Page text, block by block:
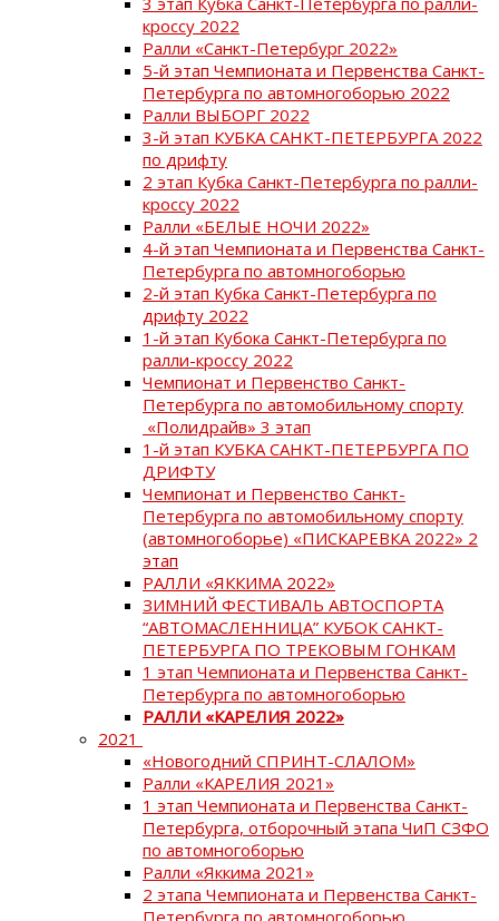
кроссу 2022
Ралли «Санкт-Петербург 2022»
5-й этап Чемпионата и Первенства Санкт-
Петербурга по автомногоборью 2022
Ралли ВЫБОРГ 2022
3-й этап КУБКА САНКТ-ПЕТЕРБУРГА 2022
по дрифту
2 этап Кубка Санкт-Петербурга по ралли-
кроссу 2022
Ралли «БЕЛЫЕ НОЧИ 2022»
4-й этап Чемпионата и Первенства Санкт-
Петербурга по автомногоборью
2-й этап Кубка Санкт-Петербурга по
дрифту 2022
1-й этап Кубока Санкт-Петербурга по
ралли-кроссу 2022
Чемпионат и Первенство Санкт-
Петербурга по автомобильному спорту
«Полидрайв» 3 этап
1-й этап КУБКА САНКТ-ПЕТЕРБУРГА ПО
ДРИФТУ
Чемпионат и Первенство Санкт-
Петербурга по автомобильному спорту
(автомногоборье) «ПИСКАРЕВКА 2022» 2
этап
РАЛЛИ «ЯККИМА 2022»
ЗИМНИЙ ФЕСТИВАЛЬ АВТОСПОРТА
“АВТОМАСЛЕННИЦА” КУБОК САНКТ-
ПЕТЕРБУРГА ПО ТРЕКОВЫМ ГОНКАМ
1 этап Чемпионата и Первенства Санкт-
Петербурга по автомногоборью
РАЛЛИ «КАРЕЛИЯ 2022»
2021
«Новогодний СПРИНТ-СЛАЛОМ»
Ралли «КАРЕЛИЯ 2021»
1 этап Чемпионата и Первенства Санкт-
Петербурга, отборочный этапа ЧиП СЗФО
по автомногоборью
Ралли «Яккима 2021»
2 этапа Чемпионата и Первенства Санкт-
Петербурга по автомногоборью